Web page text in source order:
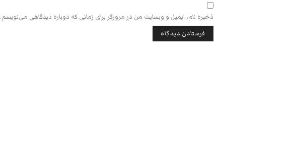
ذخیره نام، ایمیل و وبسایت من در مرورگر برای زمانی که دوباره دیدگاهی می‌نویسم.